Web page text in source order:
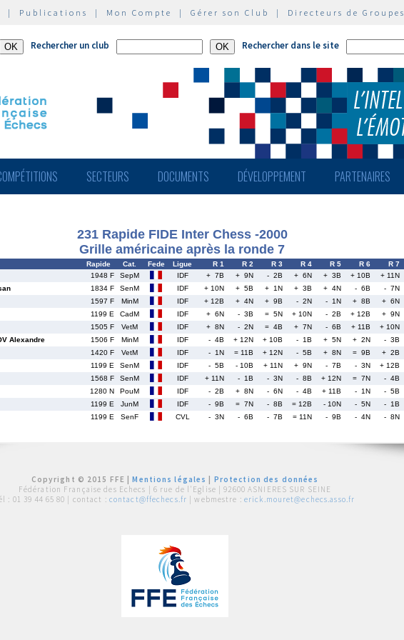
| Publications | Mon Compte | Gérer son Club | Directeurs de Groupes
Rechercher un club Rechercher dans le site
SECTEURS DOCUMENTS DÉVELOPPEMENT PARTENAIRES
231 Rapide FIDE Inter Chess -2000
Grille américaine après la ronde 7
Rapide Cat. Fede Ligue R 1 R 2 R 3 R 4 R 5 R 6 R 7
1948 F SepM IDF + 7B + 9N - 2B + 6N + 3B + 10B + 11N
1834 F SenM IDF + 10N + 5B + 1N + 3B + 4N - 6B - 7N
1597 F MinM IDF + 12B + 4N + 9B - 2N - 1N + 8B + 6N
1199 E CadM IDF + 6N - 3B = 5N + 10N - 2B + 12B + 9N
1505 F VetM IDF + 8N - 2N = 4B + 7N - 6B + 11B + 10N
Alexandre 1506 F MinM IDF - 4B + 12N + 10B - 1B + 5N + 2N - 3B
1420 F VetM IDF - 1N = 11B + 12N - 5B + 8N = 9B + 2B
1199 E SenM IDF - 5B - 10B + 11N + 9N - 7B - 3N + 12B
1568 F SenM IDF + 11N - 1B - 3N - 8B + 12N = 7N - 4B
1280 N PouM IDF - 2B + 8N - 6N - 4B + 11B - 1N - 5B
1199 E JunM IDF - 9B = 7N - 8B = 12B - 10N - 5N - 1B
1199 E SenF CVL - 3N - 6B - 7B = 11N - 9B - 4N - 8N
Copyright © 2015 FFE |Mentions légales
Protection des données
Fédération Française des Echecs | 6 rue de l'Eglise | 92600 ASNIERES SUR SEINE
: 01 39 44 65 80 | contact : contact@ffechecs.fr | webmestre : erick.mouret@echecs.asso.fr